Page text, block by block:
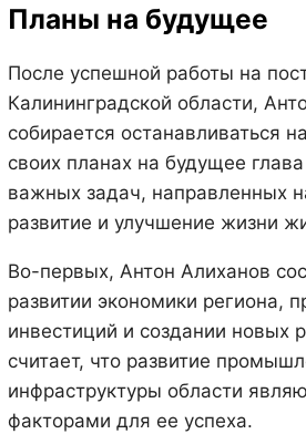
Планы на будущее
После успешной работы на
Калининградской области,
собирается останавливаться
своих планах на будущее
важных задач, направленных
развитие и улучшение жизни
Во-первых, Антон Алиханов
развитии экономики региона,
инвестиций и создании новых
считает, что развитие
инфраструктуры области
факторами для ее успеха.